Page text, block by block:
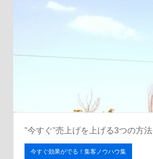
”今すぐ”売上げを上げる3つの方法
今すぐ効果がでる！集客ノウハウ集